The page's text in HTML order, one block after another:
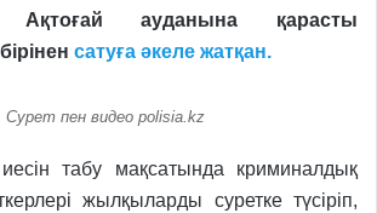
Ақтоғай ауданына қарасты
сатуға әкеле жатқан.
Сурет пен видео polisia.kz
табу мақсатында криминалдық
жылқыларды суретке түсіріп,